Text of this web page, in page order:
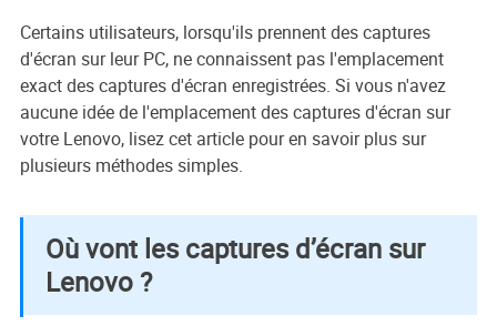
Certains utilisateurs, lorsqu'ils prennent des captures
d'écran sur leur PC, ne connaissent pas l'emplacement
exact des captures d'écran enregistrées. Si vous n'avez
aucune idée de l'emplacement des captures d'écran sur
votre Lenovo, lisez cet article pour en savoir plus sur
plusieurs méthodes simples.
Où vont les captures d’écran sur
Lenovo ?